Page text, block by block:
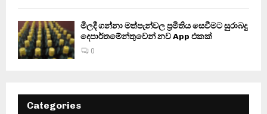
මිලදී ගන්නා මත්පැන්වල ප්‍රමිතිය සෙවීමට සුරාබදු
දෙපාර්තමේන්තුවෙන් නව App එකක්
0
Categories